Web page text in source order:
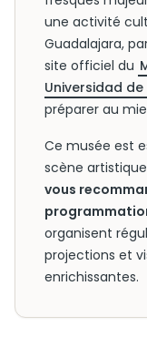
une activité
Guadalajara,
site officiel du
Universidad
préparer au
Ce musée est
scène
vous
organisent
projections et
enrichissantes.